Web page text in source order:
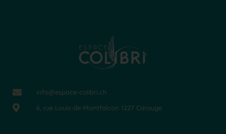
info@espace-colibri.ch
6, rue Louis-de-Montfalcon 1227 Carouge